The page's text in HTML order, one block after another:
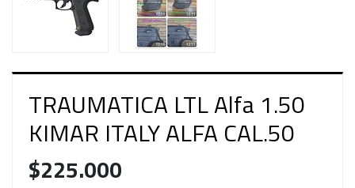
TRAUMATICA LTL Alfa 1.50
KIMAR ITALY ALFA CAL.50
$225.000